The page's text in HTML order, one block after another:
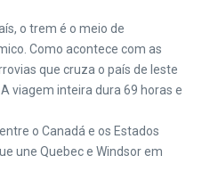
o trem é o meio de
Como acontece com as
que cruza o país de leste
viagem inteira dura 69 horas e
o Canadá e os Estados
une Quebec e Windsor em